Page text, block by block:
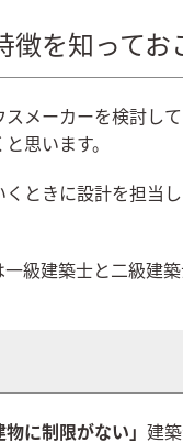
徴を知ってお
メーカーを検討し
思います。
ときに設計を担当
級建築士と二級建築
物に制限がない」 建築